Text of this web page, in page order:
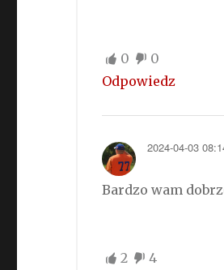
0
0
Odpowiedz
2024-04-03
Bardzo wam
2
4